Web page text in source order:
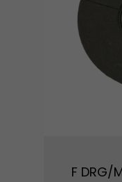
F DRG/